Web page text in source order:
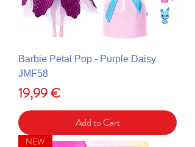
Barbie Petal Pop - Purple Daisy
JMF58
Price
19,99 €
Add to Cart
NEW